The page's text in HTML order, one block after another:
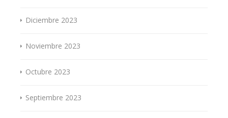
Diciembre 2023
Noviembre 2023
Octubre 2023
Septiembre 2023